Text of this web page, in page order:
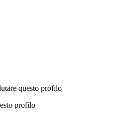
questo profilo
profilo